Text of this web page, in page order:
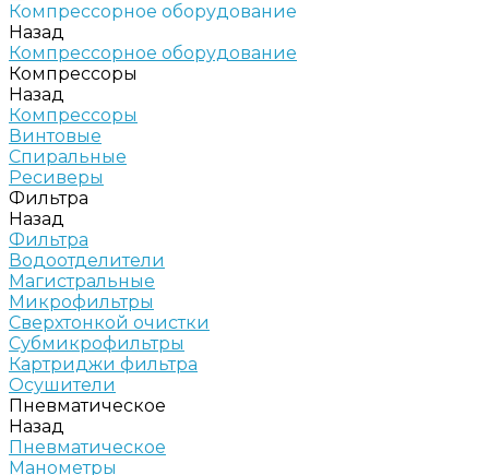
Компрессорное оборудование
Назад
Компрессорное оборудование
Компрессоры
Назад
Компрессоры
Винтовые
Спиральные
Ресиверы
Фильтра
Назад
Фильтра
Водоотделители
Магистральные
Микрофильтры
Сверхтонкой очистки
Субмикрофильтры
Картриджи фильтра
Осушители
Пневматическое
Назад
Пневматическое
Манометры